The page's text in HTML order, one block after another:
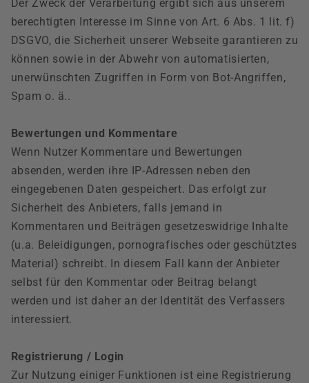
Der Zweck der Verarbeitung ergibt sich aus unserem
berechtigten Interesse im Sinne von Art. 6 Abs. 1 lit. f)
DSGVO, die Sicherheit unserer Webseite garantieren zu
können sowie in der Abwehr von automatisierten,
unerwünschten Zugriffen in Form von Bot-Angriffen,
Spam o. ä..
Bewertungen und Kommentare
Wenn Nutzer Kommentare und Bewertungen
absenden, werden ihre IP-Adressen neben den
eingegebenen Daten gespeichert. Das erfolgt zur
Sicherheit des Anbieters, falls jemand in
Kommentaren und Beiträgen gesetzeswidrige Inhalte
(u.a. Beleidigungen, pornografisches oder geschütztes
Material) schreibt. In diesem Fall kann der Anbieter
selbst für den Kommentar oder Beitrag belangt
werden und ist daher an der Identität des Verfassers
interessiert.
Registrierung / Login
Zur Nutzung einiger Funktionen ist eine Registrierung